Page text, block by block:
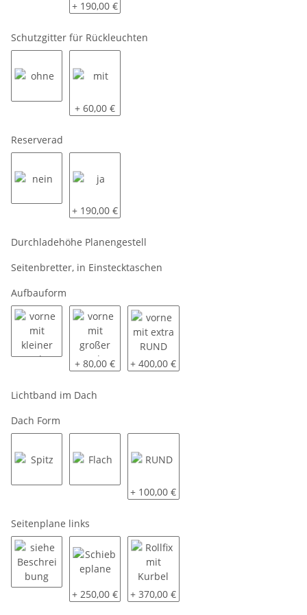
siehe Beschreibung
komplett LED
+ 190,00 €
Schutzgitter für Rückleuchten
mit
+ 60,00 €
Reserverad
ja
+ 190,00 €
Durchladehöhe Planengestell
Seitenbretter, in Einstecktaschen
Aufbauform
vorne mit kleiner aerodynamischen Schräge ca. 40 x 40 cm
vorne mit großer aerodynamischen Schräge ca.
+ 80,00 € vorne mit extra RUND
+ 400,00 €
Lichtband im Dach
Dach Form
RUND
+ 100,00 €
Seitenplane links
siehe Beschreibung
Schiebeplane
+ 250,00 € Rollfix mit Kurbel
+ 370,00 €